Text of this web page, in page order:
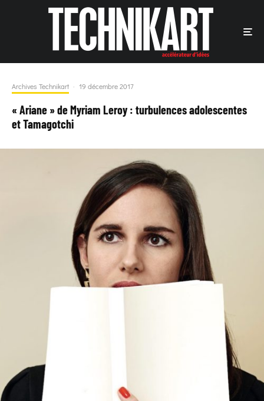
Archives Technikart · 19 décembre 2017
« Ariane » de Myriam Leroy : turbulences adolescentes
et Tamagotchi